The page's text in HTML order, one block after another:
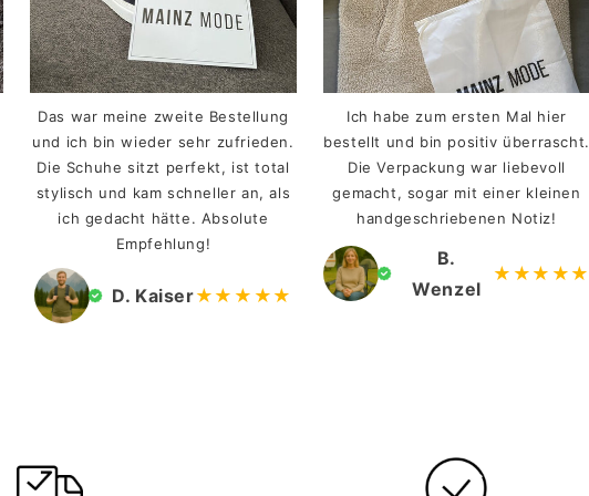
Das war meine zweite Bestellung
und ich bin wieder sehr zufrieden.
Die Schuhe sitzt perfekt, ist total
stylisch und kam schneller an, als
ich gedacht hätte. Absolute
Empfehlung!
D. Kaiser★★★★★
Ich habe zum ersten Mal hier
bestellt und bin positiv überrascht.
Die Verpackung war liebevoll
gemacht, sogar mit einer kleinen
handgeschriebenen Notiz!
B.
Wenzel
★★★★★